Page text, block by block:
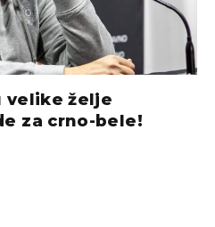
velike želje
za crno-bele!